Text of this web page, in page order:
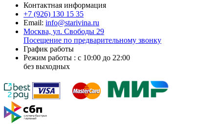
Контактная информация
+7 (926) 130 15 35
Email: info@starivina.ru
Москва, ул. Свободы 29
Посещение по предварительному звонку
График работы
Режим работы : с 10:00 до 22:00
без выходных